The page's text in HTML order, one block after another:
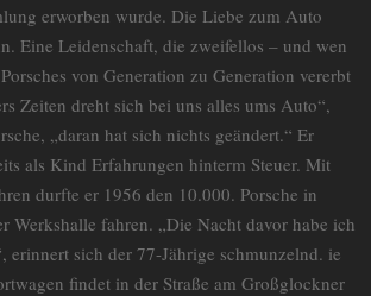
erworben wurde. Die Liebe zum Auto
Eine Leidenschaft, die zweifellos – und wen
von Generation zu Generation vererbt
Zeiten dreht sich bei uns alles ums Auto“,
„daran hat sich nichts geändert.“ Er
als Kind Erfahrungen hinterm Steuer. Mit
durfte er 1956 den 10.000. Porsche in
Werkshalle fahren. „Die Nacht davor habe ich
erinnert sich der 77-Jährige schmunzelnd. ie
findet in der Straße am Großglockner